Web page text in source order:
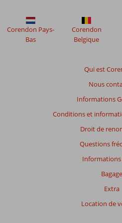
Qui est
Nous
Informations
Conditions et
Droit de
Questions
Informations
Bagage
Extra
Location de
Corendon Pays-
Bas
Corendon
Belgique